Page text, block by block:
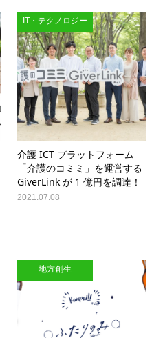
IT・テクノロジー
介護 ICT プラットフォーム
「介護のコミミ」を運営する
GiverLink が 1 億円を調達！
2021.07.08
地方創生